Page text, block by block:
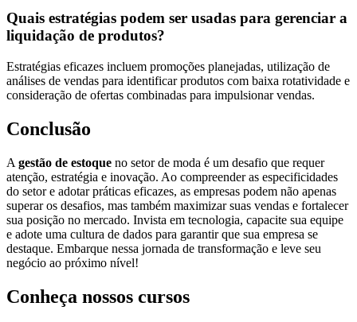
Quais estratégias podem ser usadas para gerenciar a
liquidação de produtos?
Estratégias eficazes incluem promoções planejadas, utilização de
análises de vendas para identificar produtos com baixa rotatividade e
consideração de ofertas combinadas para impulsionar vendas.
Conclusão
A gestão de estoque no setor de moda é um desafio que requer
atenção, estratégia e inovação. Ao compreender as especificidades
do setor e adotar práticas eficazes, as empresas podem não apenas
superar os desafios, mas também maximizar suas vendas e fortalecer
sua posição no mercado. Invista em tecnologia, capacite sua equipe
e adote uma cultura de dados para garantir que sua empresa se
destaque. Embarque nessa jornada de transformação e leve seu
negócio ao próximo nível!
Conheça nossos cursos